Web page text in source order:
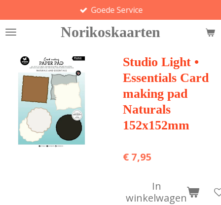
direct
naar
hoofdinhoud
Norikoskaarten
Goede Service
Studio Light •
Essentials Card
making pad
Naturals
152x152mm
€ 7,95
In
winkelwagen